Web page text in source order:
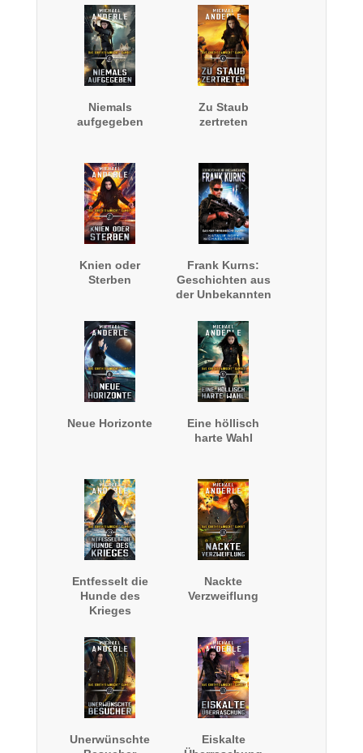
Niemals
aufgegeben
Zu Staub
zertreten
Knien oder
Sterben
Frank Kurns:
Geschichten aus
der Unbekannten
Neue Horizonte
Eine höllisch
harte Wahl
Entfesselt die
Hunde des
Krieges
Nackte
Verzweiflung
Unerwünschte
Eiskalte